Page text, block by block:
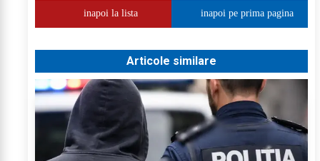
inapoi la lista inapoi pe prima pagina
Articole similare